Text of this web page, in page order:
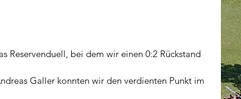
Reservenduell, bei dem wir einen 0:2 Rückstand
Galler konnten wir den verdienten Punkt im